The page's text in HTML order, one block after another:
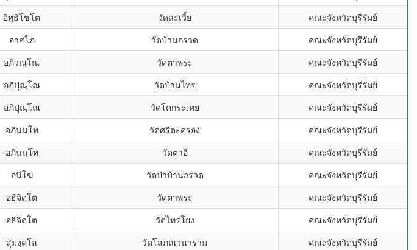
อิทฺธิโชโต วัดละเวี้ย
คณะจังหวัดบุรีรัมย์
อาสโภ วัดบ้านกรวด
คณะจังหวัดบุรีรัมย์
อภิวณฺโณ วัดตาพระ
คณะจังหวัดบุรีรัมย์
อภิปุณฺโณ วัดบ้านไทร
คณะจังหวัดบุรีรัมย์
อภิปุณฺโณ วัดโคกระเหย
คณะจังหวัดบุรีรัมย์
อภินนฺโท วัดศรีตะครอง
คณะจังหวัดบุรีรัมย์
อภินนฺโท วัดตาอี
คณะจังหวัดบุรีรัมย์
อนีโฆ วัดป่าบ้านกรวด
คณะจังหวัดบุรีรัมย์
อธิจิตฺโต วัดตาพระ
คณะจังหวัดบุรีรัมย์
อธิจิตฺโต วัดไทรโยง
คณะจังหวัดบุรีรัมย์
สุมงฺคโล วัดโสภณวนาราม
คณะจังหวัดบุรีรัมย์